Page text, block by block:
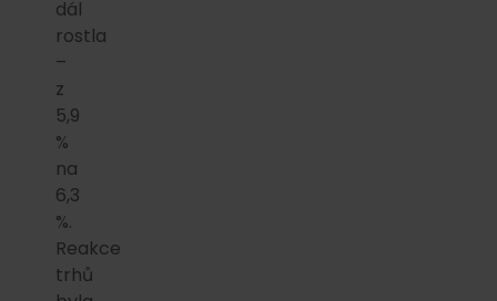
dál
rostla
–
z
5,9
%
na
6,3
%.
Reakce
trhů